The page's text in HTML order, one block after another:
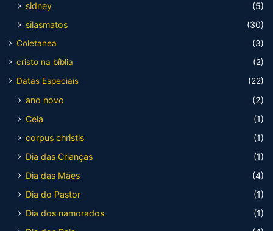
sidney
(5)
silasmatos
(30)
Coletanea
(3)
cristo na bíblia
(2)
Datas Especiais
(22)
ano novo
(2)
Ceia
(1)
corpus christis
(1)
Dia das Crianças
(1)
Dia das Mães
(4)
Dia do Pastor
(1)
Dia dos namorados
(1)